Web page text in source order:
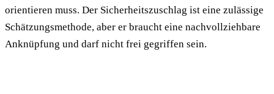
orientieren muss. Der Sicherheitszuschlag ist eine zulässige
Schätzungsmethode, aber er braucht eine nachvollziehbare
Anknüpfung und darf nicht frei gegriffen sein.